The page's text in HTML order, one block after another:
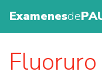
Examenesde